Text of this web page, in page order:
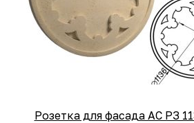
Розетка для фасада АС РЗ